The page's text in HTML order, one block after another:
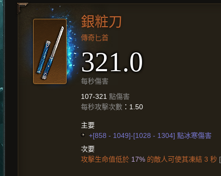
銀粧刀
傳奇匕首
321.0
每秒傷害
107-321 點傷害
每秒攻擊次數 ：1.50
主要
+[858 - 1049]-[1028 - 1304] 點冰寒傷害
次要
攻擊生命值低於 17% 的敵人可使其凍結 3 秒